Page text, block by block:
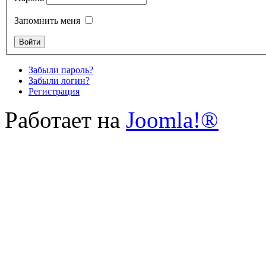
Запомнить меня
Забыли пароль?
Забыли логин?
Регистрация
Работает на Joomla!®